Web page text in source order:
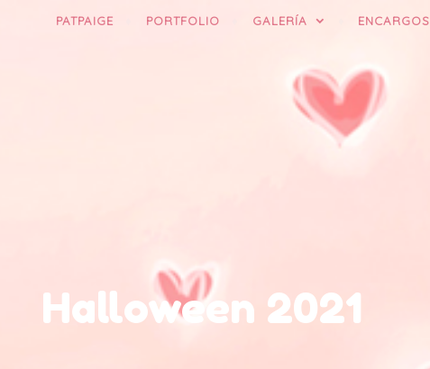
PATPAIGE PORTFOLIO GALERÍA ENCARGOS
Halloween 2021